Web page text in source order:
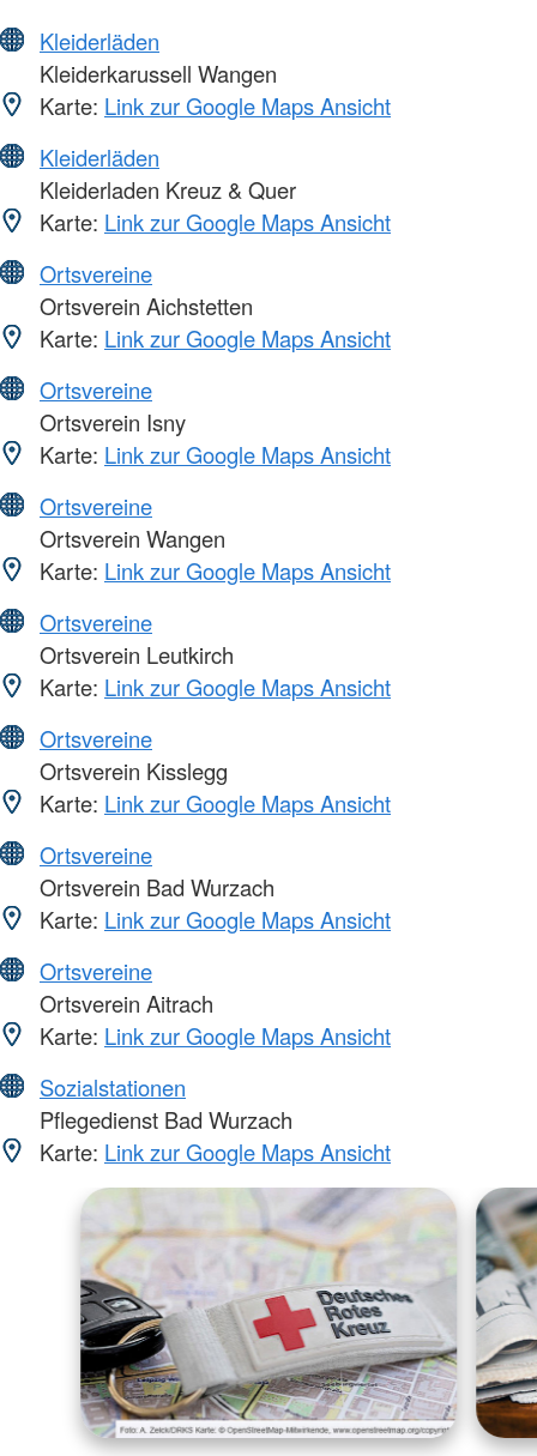
Kleiderläden
Kleiderkarussell Wangen
Karte: Link zur Google Maps Ansicht
Kleiderläden
Kleiderladen Kreuz & Quer
Karte: Link zur Google Maps Ansicht
Ortsvereine
Ortsverein Aichstetten
Karte: Link zur Google Maps Ansicht
Ortsvereine
Ortsverein Isny
Karte: Link zur Google Maps Ansicht
Ortsvereine
Ortsverein Wangen
Karte: Link zur Google Maps Ansicht
Ortsvereine
Ortsverein Leutkirch
Karte: Link zur Google Maps Ansicht
Ortsvereine
Ortsverein Kisslegg
Karte: Link zur Google Maps Ansicht
Ortsvereine
Ortsverein Bad Wurzach
Karte: Link zur Google Maps Ansicht
Ortsvereine
Ortsverein Aitrach
Karte: Link zur Google Maps Ansicht
Sozialstationen
Pflegedienst Bad Wurzach
Karte: Link zur Google Maps Ansicht